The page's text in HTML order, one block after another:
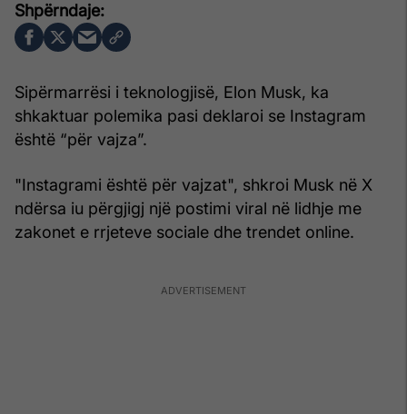
Sipërmarrësi i teknologjisë, Elon Musk, ka
shkaktuar polemika pasi deklaroi se Instagram
është “për vajza”.
"Instagrami është për vajzat", shkroi Musk në X
ndërsa iu përgjigj një postimi viral në lidhje me
zakonet e rrjeteve sociale dhe trendet online.